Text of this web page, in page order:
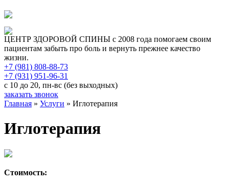
ЦЕНТР ЗДОРОВОЙ СПИНЫ c 2008 года помогаем своим
пациентам забыть про боль и вернуть прежнее качество
жизни.
+7 (981) 808-88-73
+7 (931) 951-96-31
с 10 до 20, пн-вс (без выходных)
заказать звонок
Главная » Услуги » Иглотерапия
Иглотерапия
Стоимость: